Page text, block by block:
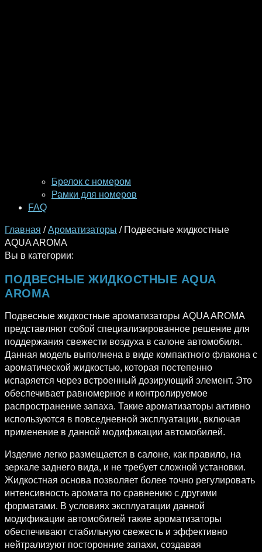
Брелок с номером
Рамки для номеров
FAQ
Главная /Ароматизаторы / Подвесные жидкостные
AQUA AROMA
Вы в категории:
ПОДВЕСНЫЕ ЖИДКОСТНЫЕ AQUA
AROMA
Подвесные жидкостные ароматизаторы AQUA AROMA
представляют собой специализированное решение для
поддержания свежести воздуха в салоне автомобиля.
Данная модель выполнена в виде компактного флакона с
ароматической жидкостью, которая постепенно
испаряется через встроенный дозирующий элемент. Это
обеспечивает равномерное и контролируемое
распространение запаха. Такие ароматизаторы активно
используются в повседневной эксплуатации, включая
применение в данной модификации автомобилей.
Изделие легко размещается в салоне, как правило, на
зеркале заднего вида, и не требует сложной установки.
Жидкостная основа позволяет более точно регулировать
интенсивность аромата по сравнению с другими
форматами. В условиях эксплуатации данной
модификации автомобилей такие ароматизаторы
обеспечивают стабильную свежесть и эффективно
нейтрализуют посторонние запахи, создавая